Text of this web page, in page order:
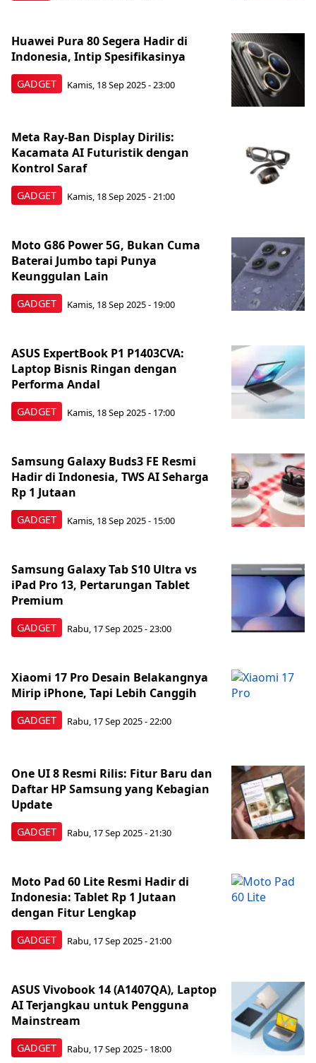
GADGET
Huawei Pura 80 Segera Hadir di
Indonesia, Intip Spesifikasinya
Kamis, 18 Sep 2025 - 23:00
GADGET
Meta Ray-Ban Display Dirilis:
Kacamata AI Futuristik dengan
Kontrol Saraf
Kamis, 18 Sep 2025 - 21:00
GADGET
Moto G86 Power 5G, Bukan Cuma
Baterai Jumbo tapi Punya
Keunggulan Lain
Kamis, 18 Sep 2025 - 19:00
GADGET
ASUS ExpertBook P1 P1403CVA:
Laptop Bisnis Ringan dengan
Performa Andal
Kamis, 18 Sep 2025 - 17:00
GADGET
Samsung Galaxy Buds3 FE Resmi
Hadir di Indonesia, TWS AI Seharga
Rp 1 Jutaan
Kamis, 18 Sep 2025 - 15:00
GADGET
Samsung Galaxy Tab S10 Ultra vs
iPad Pro 13, Pertarungan Tablet
Premium
Rabu, 17 Sep 2025 - 23:00
GADGET
Xiaomi 17 Pro Desain Belakangnya
Mirip iPhone, Tapi Lebih Canggih
Rabu, 17 Sep 2025 - 22:00
GADGET
One UI 8 Resmi Rilis: Fitur Baru dan
Daftar HP Samsung yang Kebagian
Update
Rabu, 17 Sep 2025 - 21:30
GADGET
Moto Pad 60 Lite Resmi Hadir di
Indonesia: Tablet Rp 1 Jutaan
dengan Fitur Lengkap
Rabu, 17 Sep 2025 - 21:00
GADGET
ASUS Vivobook 14 (A1407QA), Laptop
AI Terjangkau untuk Pengguna
Mainstream
Rabu, 17 Sep 2025 - 18:00